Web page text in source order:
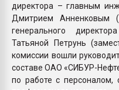
директора – главным
Дмитрием Анненковым
генерального
Татьяной Петрунь
комиссии вошли
составе ОАО «СИБУР-
по работе с персоналом,